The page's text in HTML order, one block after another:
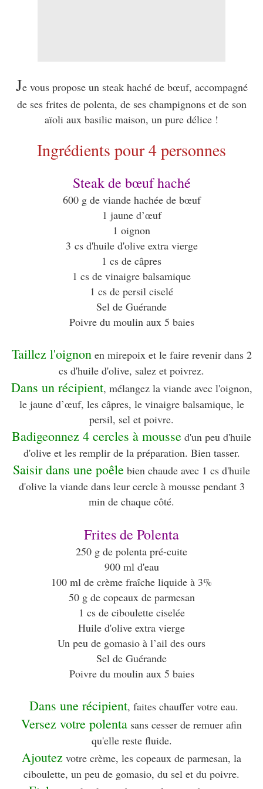
Je vous propose un steak haché de bœuf, accompagné
de ses frites de polenta, de ses champignons et de son
aïoli aux basilic maison, un pure délice !
Ingrédients pour 4 personnes
Steak de bœuf haché
600 g de viande hachée de bœuf
1 jaune d’œuf
1 oignon
3 cs d'huile d'olive extra vierge
1 cs de câpres
1 cs de vinaigre balsamique
1 cs de persil ciselé
Sel de Guérande
Poivre du moulin aux 5 baies
Taillez l'oignonen mirepoix et le faire revenir dans 2
cs d'huile d'olive, salez et poivrez.
Dans un récipient, mélangez la viande avec l'oignon,
le jaune d’œuf, les câpres, le vinaigre balsamique, le
persil, sel et poivre.
Badigeonnez 4 cercles à mousse d'un peu d'huile
d'olive et les remplir de la préparation. Bien tasser.
Saisir dans une poêle bien chaude avec 1 cs d'huile
d'olive la viande dans leur cercle à mousse pendant 3
min de chaque côté.
Frites de Polenta
250 g de polenta pré-cuite
900 ml d'eau
100 ml de crème fraîche liquide à 3%
50 g de copeaux de parmesan
1 cs de ciboulette ciselée
Huile d'olive extra vierge
Un peu de gomasio à l’ail des ours
Sel de Guérande
Poivre du moulin aux 5 baies
Dans une récipient, faites chauffer votre eau.
Versez votre polenta sans cesser de remuer afin
qu'elle reste fluide.
Ajoutez votre crème, les copeaux de parmesan, la
ciboulette, un peu de gomasio, du sel et du poivre.